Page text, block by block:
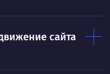
сайта